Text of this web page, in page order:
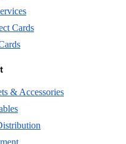
Cards
& Accessories